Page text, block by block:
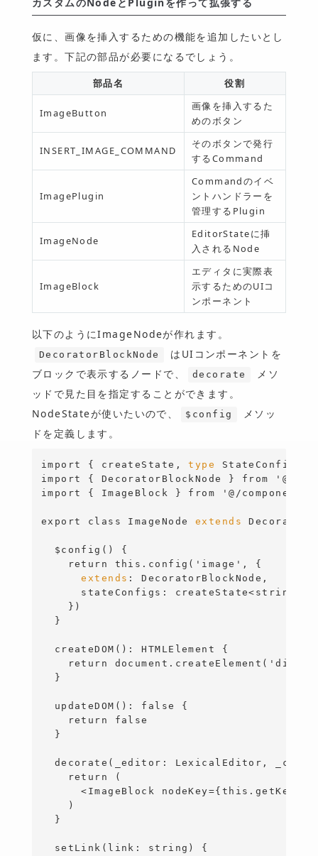
カスタムのNodeとPluginを作って拡張する
仮に、画像を挿入するための機能を追加したいとし
ます。下記の部品が必要になるでしょう。
部品名 役割
ImageButton
画像を挿入するた
めのボタン
INSERT_IMAGE_COMMAND
そのボタンで発行
するCommand
ImagePlugin
Commandのイベ
ントハンドラーを
管理するPlugin
ImageNode
EditorStateに挿
入されるNode
ImageBlock
エディタに実際表
示するためのUIコ
ンポーネント
以下のようにImageNodeが作れます。
DecoratorBlockNode
はUIコンポーネントを
ブロックで表示するノードで、
decorate
メソ
ッドで見た目を指定することができます。
NodeStateが使いたいので、
$config
メソッ
ドを定義します。
import { createState, type StateConfig,
import { DecoratorBlockNode } from
import { ImageBlock } from '@/
export class ImageNode extends
  $config() {
    return this.config('image', {
extends : DecoratorBlockNode,
      stateConfigs: createState
< string
    })
  }
  createDOM(): HTMLElement {
    return document.createElement('div')
  }
  updateDOM(): false {
    return false
  }
decorate(_editor: LexicalEditor,
    return (
< ImageBlock nodeKey={this . getKey
    )
  }
  setLink(link: string) {